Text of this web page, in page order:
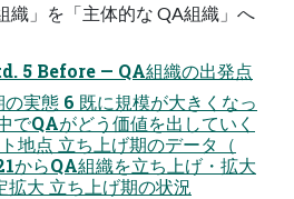
織」を「主体的な QA組織」へ
5 Before — QA組織の出発点
実態 6 既に規模が大きくなっ
でQAがどう価値を出していく
地点 立ち上げ期のデータ（
からQA組織を立ち上げ・拡大
大 立ち上げ期の状況